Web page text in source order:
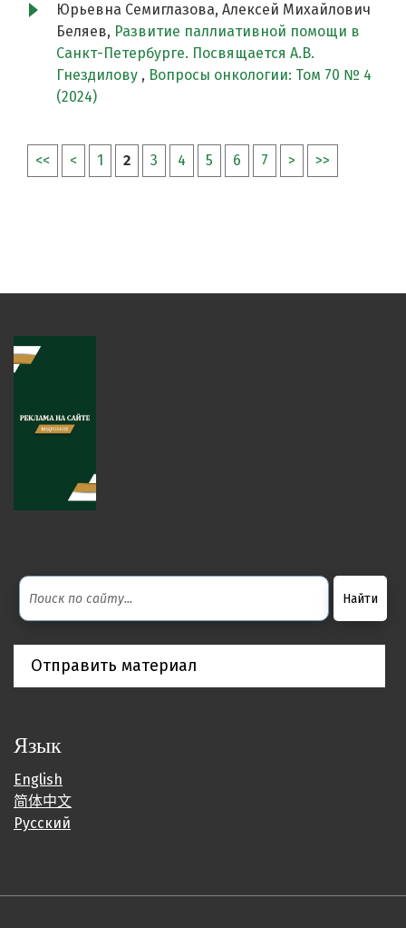
Юрьевна Семиглазова, Алексей Михайлович
Беляев, Развитие паллиативной помощи в
Санкт-Петербурге. Посвящается А.В.
Гнездилову , Вопросы онкологии: Том 70 № 4
(2024)
<< < 1 2 3 4 5 6 7 > >>
Отправить материал
Язык
English
简体中文
Русский